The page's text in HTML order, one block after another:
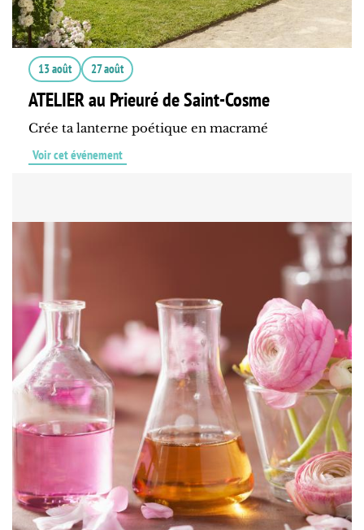
13 août 27 août
ATELIER au Prieuré de Saint-Cosme
Crée ta lanterne poétique en macramé
Voir cet événement